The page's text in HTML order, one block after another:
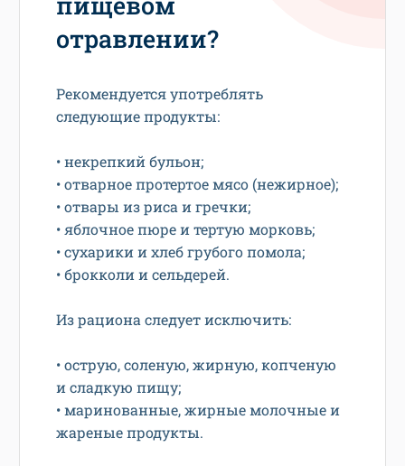
отравлении?
Рекомендуется употреблять
следующие продукты:
• некрепкий бульон;
• отварное протертое мясо (нежирное);
• отвары из риса и гречки;
• яблочное пюре и тертую морковь;
• сухарики и хлеб грубого помола;
• брокколи и сельдерей.
Из рациона следует исключить:
• острую, соленую, жирную, копченую
и сладкую пищу;
• маринованные, жирные молочные и
жареные продукты.